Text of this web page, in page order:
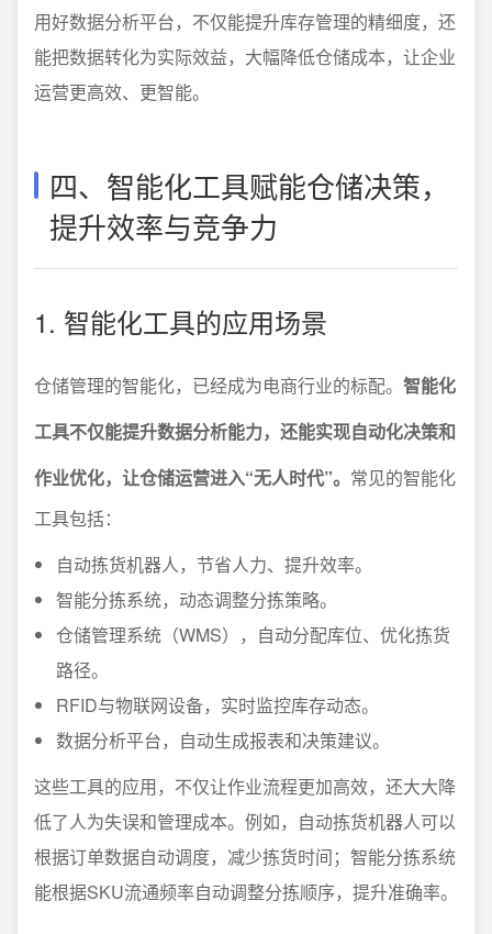
用好数据分析平台，不仅能提升库存管理的精细度，还
能把数据转化为实际效益，大幅降低仓储成本，让企业
运营更高效、更智能。
四、智能化工具赋能仓储决策，
提升效率与竞争力
1. 智能化工具的应用场景
仓储管理的智能化，已经成为电商行业的标配。 智能化
工具不仅能提升数据分析能力，还能实现自动化决策和
作业优化，让仓储运营进入“无人时代”。 常见的智能化
工具包括：
自动拣货机器人，节省人力、提升效率。
智能分拣系统，动态调整分拣策略。
仓储管理系统（WMS），自动分配库位、优化拣货
路径。
RFID与物联网设备，实时监控库存动态。
数据分析平台，自动生成报表和决策建议。
这些工具的应用，不仅让作业流程更加高效，还大大降
低了人为失误和管理成本。例如，自动拣货机器人可以
根据订单数据自动调度，减少拣货时间；智能分拣系统
能根据SKU流通频率自动调整分拣顺序，提升准确率。